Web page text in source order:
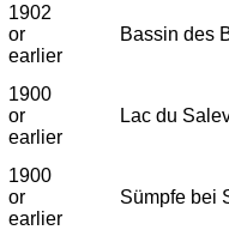
1902
or
earlier
Bassin des
1900
or
earlier
Lac du
1900
or
earlier
Sümpfe bei